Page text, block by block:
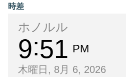
時差
ホノルル
9 51 PM
木曜日, 8月 6, 2026